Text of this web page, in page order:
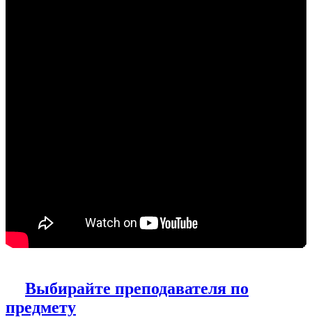
Выбирайте преподавателя по
предмету